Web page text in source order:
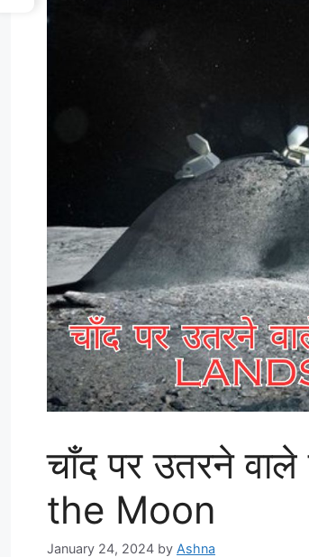
चाँद पर उतरने
the Moon
January 24, 2024 by Ashna